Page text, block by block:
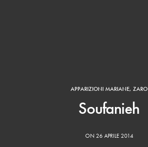
APPARIZIONI MARIANE, ZARO
Soufanieh
ON 26 APRILE 2014